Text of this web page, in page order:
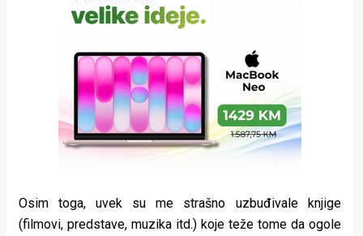
Osim toga, uvek su me strašno uzbuđivale knjige
(filmovi, predstave, muzika itd.) koje teže tome da ogole